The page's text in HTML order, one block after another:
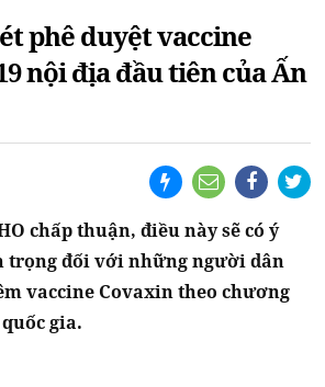
phê duyệt vaccine
nội địa đầu tiên của Ấn
chấp thuận, điều này sẽ có ý
trọng đối với những người dân
vaccine Covaxin theo chương
gia.